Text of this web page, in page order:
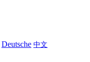
Deutsche 中文